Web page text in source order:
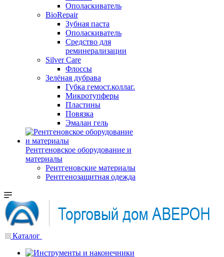
Ополаскиватель
BioRepair
Зубная паста
Ополаскиватель
Средство для
реминерализации
Silver Care
Флоссы
Зелёная дубрава
Губка гемост.коллаг.
Микротупферы
Пластины
Повязка
Эмалан гель
Рентгеновское оборудование и
материалы
Рентгеновские материалы
Рентгенозащитная одежда
Каталог